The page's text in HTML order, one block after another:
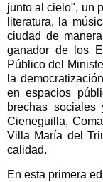
junto al cielo", un
literatura, la
ciudad de
ganador de los
Público del
la
en espacios
brechas
Cieneguilla,
Villa María del
calidad.
En esta primera